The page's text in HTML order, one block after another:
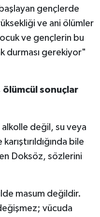
gençlerde
ve ani ölümler
ve gençlerin bu
durması gerekiyor"
sonuçlar
alkolle değil, su veya
bile
Doksöz, sözlerini
masum değildir.
vücuda